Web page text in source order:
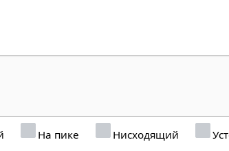
На пике Нисходящий